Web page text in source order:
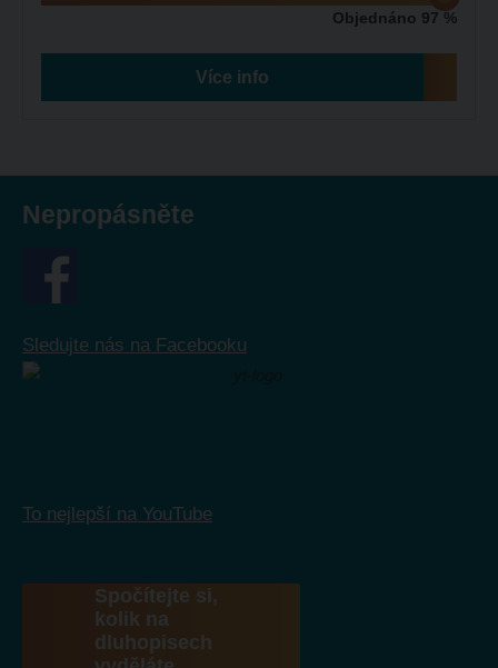
Objednáno 97 %
Více info
Nepropásněte
Sledujte nás na Facebooku
To nejlepší na YouTube
Spočítejte si,
kolik na
dluhopisech